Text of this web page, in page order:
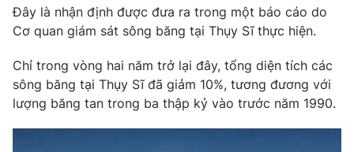
Thế giới đó đây
Câu chuyện quốc tế
Tài chính
Thị trường
Góc doanh nghiệp
Dữ liệu và đời sống
Truyền hình
Giải trí
Đây là nhận định được đưa ra trong một báo cáo do
Cơ quan giám sát sông băng tại Thụy Sĩ thực hiện.
Chỉ trong vòng hai năm trở lại đây, tổng diện tích các
sông băng tại Thụy Sĩ đã giảm 10%, tương đương với
lượng băng tan trong ba thập kỷ vào trước năm 1990.